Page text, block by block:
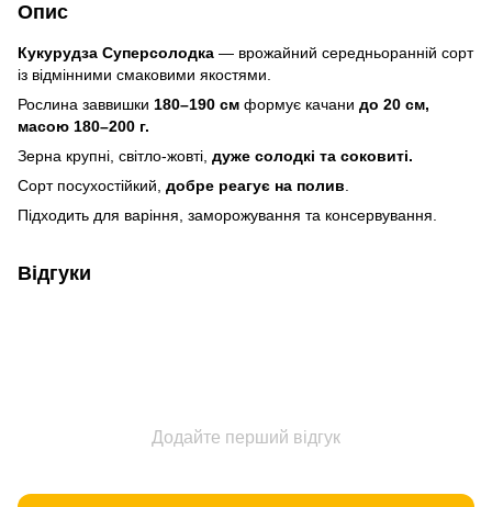
Опис
Кукурудза Суперсолодка — врожайний середньоранній сорт
із відмінними смаковими якостями.
Рослина заввишки 180–190 см формує качани до 20 см,
масою 180–200 г.
Зерна крупні, світло-жовті, дуже солодкі та соковиті.
Сорт посухостійкий, добре реагує на полив
Підходить для варіння, заморожування та консервування.
Відгуки
Додайте перший відгук